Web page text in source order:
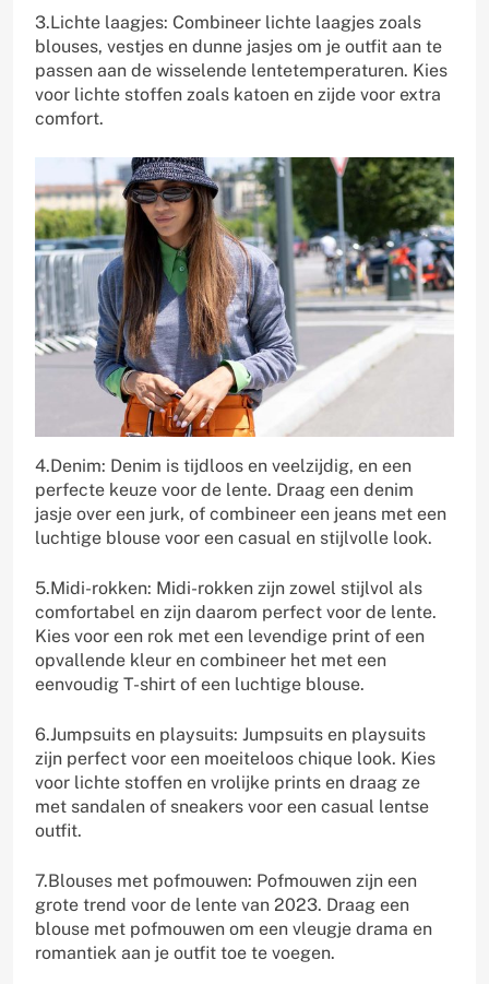
3.Lichte laagjes: Combineer lichte laagjes zoals
blouses, vestjes en dunne jasjes om je outfit aan te
passen aan de wisselende lentetemperaturen. Kies
voor lichte stoffen zoals katoen en zijde voor extra
comfort.
4.Denim: Denim is tijdloos en veelzijdig, en een
perfecte keuze voor de lente. Draag een denim
jasje over een jurk, of combineer een jeans met een
luchtige blouse voor een casual en stijlvolle look.
5.Midi-rokken: Midi-rokken zijn zowel stijlvol als
comfortabel en zijn daarom perfect voor de lente.
Kies voor een rok met een levendige print of een
opvallende kleur en combineer het met een
eenvoudig T-shirt of een luchtige blouse.
6.Jumpsuits en playsuits: Jumpsuits en playsuits
zijn perfect voor een moeiteloos chique look. Kies
voor lichte stoffen en vrolijke prints en draag ze
met sandalen of sneakers voor een casual lentse
outfit.
7.Blouses met pofmouwen: Pofmouwen zijn een
grote trend voor de lente van 2023. Draag een
blouse met pofmouwen om een vleugje drama en
romantiek aan je outfit toe te voegen.